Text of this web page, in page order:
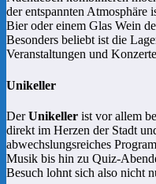
der entspannten Atmosphäre
Bier oder einem Glas Wein
Besonders beliebt ist die
Veranstaltungen und
Unikeller
DerUnikeller ist vor allem
direkt im Herzen der Stadt
abwechslungsreiches
Musik bis hin zu Quiz-
Besuch lohnt sich also nicht